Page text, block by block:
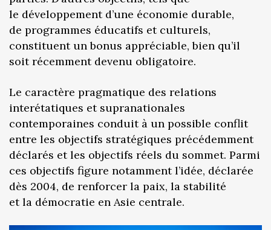
le développement d’une économie durable,
de programmes éducatifs et culturels,
constituent un bonus appréciable, bien qu’il
soit récemment devenu obligatoire.
Le caractère pragmatique des relations
interétatiques et supranationales
contemporaines conduit à un possible conflit
entre les objectifs stratégiques précédemment
déclarés et les objectifs réels du sommet. Parmi
ces objectifs figure notamment l’idée, déclarée
dès 2004, de renforcer la paix, la stabilité
et la démocratie en Asie centrale.